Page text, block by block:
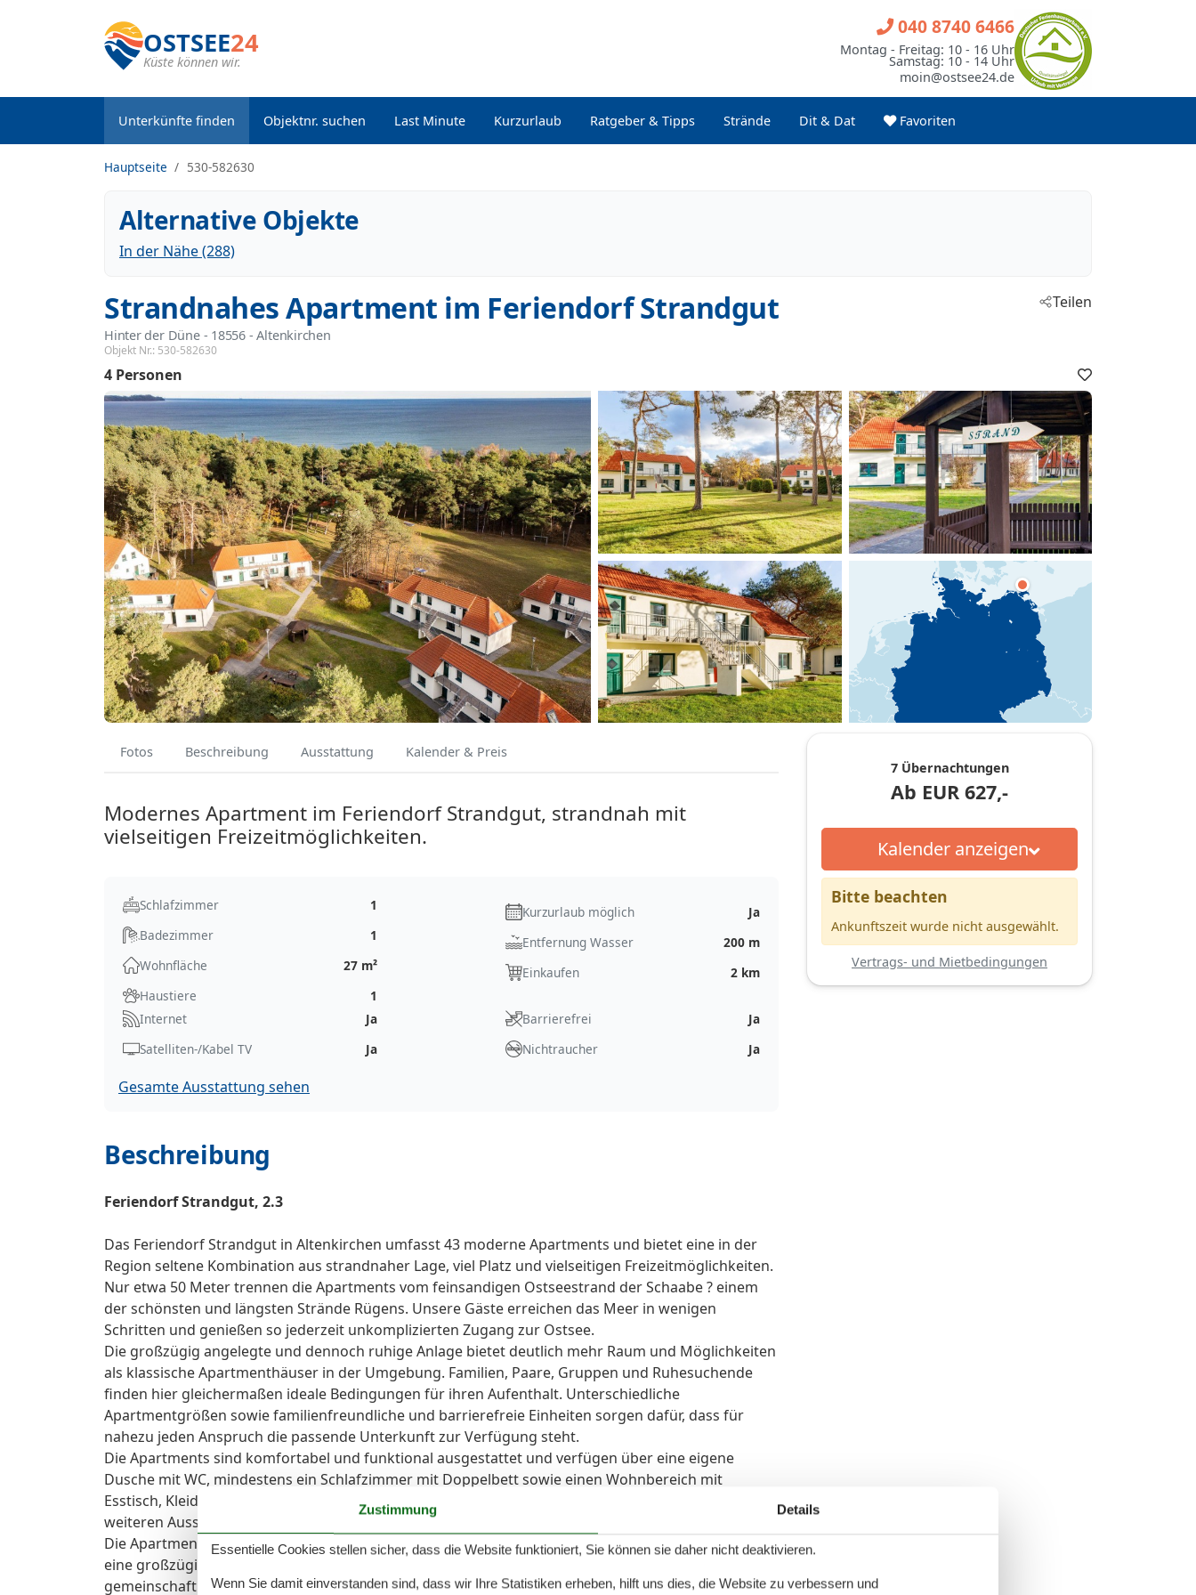
OSTSEE24
Küste können wir.
Unterkünfte finden Objektnr. suchen Last Minute Kurzurlaub Ratgeber & Tipps Strände Dit & Dat Favoriten
040 8740 6466
Montag - Freitag: 10 - 16 Uhr
Samstag: 10 - 14 Uhr
moin@ostsee24.de
Hauptseite 530-582630
Alternative Objekte
In der Nähe (288)
Strandnahes Apartment im Feriendorf Strandgut
Hinter der Düne - 18556 - Altenkirchen
Objekt Nr.: 530-582630
Teilen
4 Personen
Fotos Beschreibung Ausstattung Kalender & Preis
Modernes Apartment im Feriendorf Strandgut, strandnah mit
vielseitigen Freizeitmöglichkeiten.
Schlafzimmer
1
Badezimmer
1
Wohnfläche
27 m²
Haustiere
1
Kurzurlaub möglich
Ja
Entfernung Wasser
200 m
Einkaufen
2 km
Internet
Ja
Satelliten-/Kabel TV
Ja
Barrierefrei
Ja
Nichtraucher
Ja
Gesamte Ausstattung sehen
Beschreibung
Feriendorf Strandgut, 2.3
Das Feriendorf Strandgut in Altenkirchen umfasst 43 moderne Apartments und bietet eine in der
Region seltene Kombination aus strandnaher Lage, viel Platz und vielseitigen Freizeitmöglichkeiten.
Nur etwa 50 Meter trennen die Apartments vom feinsandigen Ostseestrand der Schaabe ? einem
der schönsten und längsten Strände Rügens. Unsere Gäste erreichen das Meer in wenigen
Schritten und genießen so jederzeit unkomplizierten Zugang zur Ostsee.
Die großzügig angelegte und dennoch ruhige Anlage bietet deutlich mehr Raum und Möglichkeiten
als klassische Apartmenthäuser in der Umgebung. Familien, Paare, Gruppen und Ruhesuchende
finden hier gleichermaßen ideale Bedingungen für ihren Aufenthalt. Unterschiedliche
Apartmentgrößen sowie familienfreundliche und barrierefreie Einheiten sorgen dafür, dass für
nahezu jeden Anspruch die passende Unterkunft zur Verfügung steht.
Die Apartments sind komfortabel und funktional ausgestattet und verfügen über eine eigene
Dusche mit WC, mindestens ein Schlafzimmer mit Doppelbett sowie einen Wohnbereich mit
Esstisch, Kleiderschrank und TV. Kostenfreies WLAN steht selbstverständlich zur Verfügung. Zur
weiteren Ausstattung gehören ein Kühlschrank, eine Mikrowelle sowie eine Kaffee-Kapselmaschine.
Die Apartments verfügen bewusst über keine eigene Küche. Stattdessen steht auf dem Gelände
eine großzügige Gemeinschaftsküche mit allen notwendigen Kochutensilien zur
gemeinschaftlichen Nutzung bereit. Ein Frühstücksangebot rundet den Aufenthalt ab.
7 Übernachtungen
Ab EUR 627,-
Kalender anzeigen
Bitte beachten
Ankunftszeit wurde nicht ausgewählt.
Vertrags- und Mietbedingungen
Zustimmung Details
Essentielle Cookies stellen sicher, dass die Website funktioniert, Sie können sie daher nicht deaktivieren.
Wenn Sie damit einverstanden sind, dass wir Ihre Statistiken erheben, hilft uns dies, die Website zu verbessern und